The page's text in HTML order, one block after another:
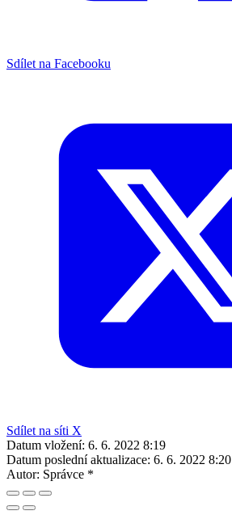
Sdílet na Facebooku
Sdílet na síti X
Datum vložení: 6. 6. 2022 8:19
Datum poslední aktualizace: 6. 6. 2022 8:20
Autor: Správce *